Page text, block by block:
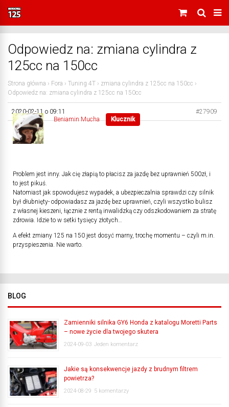
Odpowiedz na: zmiana cylindra z
125cc na 150cc
Strona główna › Fora › Tuning 4T › zmiana cylindra z 125cc na 150cc ›
Odpowiedz na: zmiana cylindra z 125cc na 150cc
2020-02-11 o 09:11
#27909
Beniamin Mucha
Klucznik
Problem jest inny. Jak cię złapią to płacisz za jazdę bez uprawnień 500zł, i
to jest pikuś.
Natomiast jak spowodujesz wypadek, a ubezpieczalnia sprawdzi czy silnik
był dłubnięty- odpowiadasz za jazdę bez uprawnień, czyli wszystko bulisz
z własnej kieszeni, łącznie z rentą inwalidzką czy odszkodowaniem za stratę
zdrowia. Idzie to w setki tysięcy złotych…
A efekt zmiany 125 na 150 jest dosyć marny, trochę momentu – czyli m.in.
przyspieszenia. Nie warto.
BLOG
Zamienniki silnika GY6 Honda z katalogu Moretti Parts
– nowe życie dla twojego skutera
2024-09-03 Jeden komentarz
Jakie są konsekwencje jazdy z brudnym filtrem
powietrza?
2024-08-29 5 komentarzy